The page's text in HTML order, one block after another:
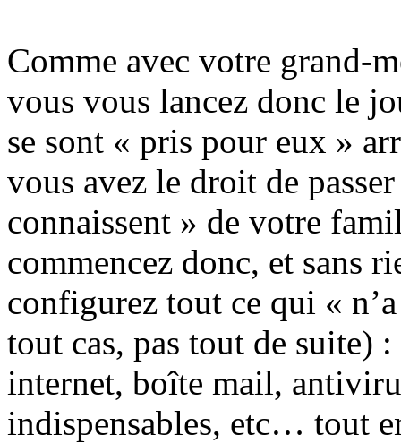
Comme avec votre grand-
vous vous lancez donc le
se sont « pris pour eux »
vous avez le droit de
connaissent » de votre
commencez donc, et sans
configurez tout ce qui «
tout cas, pas tout de suite)
internet, boîte mail,
indispensables, etc… tout